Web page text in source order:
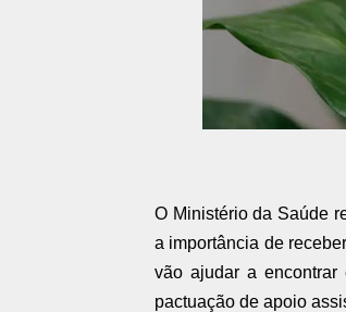
O Ministério da Saúde
a importância de
vão ajudar a encontrar
pactuação de apoio